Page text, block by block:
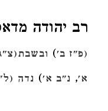
רב יהודה
(פ"ז ב')
א', נ"ב א') נדה